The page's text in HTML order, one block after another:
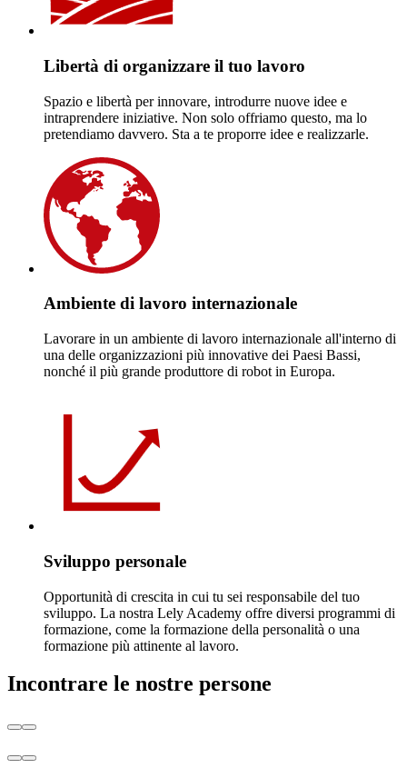
Libertà di organizzare il tuo lavoro
Spazio e libertà per innovare, introdurre nuove idee e
intraprendere iniziative. Non solo offriamo questo, ma lo
pretendiamo davvero. Sta a te proporre idee e realizzarle.
Ambiente di lavoro internazionale
Lavorare in un ambiente di lavoro internazionale all'interno di
una delle organizzazioni più innovative dei Paesi Bassi,
nonché il più grande produttore di robot in Europa.
Sviluppo personale
Opportunità di crescita in cui tu sei responsabile del tuo
sviluppo. La nostra Lely Academy offre diversi programmi di
formazione, come la formazione della personalità o una
formazione più attinente al lavoro.
Incontrare le nostre persone